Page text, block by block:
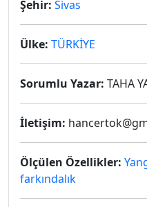
Şehir: Sivas
Ülke: TÜRKİYE
Sorumlu Yazar: TAHA
İletişim:
Ölçülen Özellikler:
farkındalık